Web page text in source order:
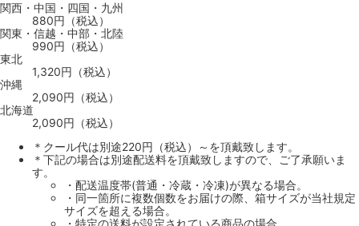
関西・中国・四国・九州
880円（税込）
関東・信越・中部・北陸
990円（税込）
東北
1,320円（税込）
沖縄
2,090円（税込）
北海道
2,090円（税込）
＊クール代は別途220円（税込）～を頂戴致します。
＊下記の場合は別途配送料を頂戴致しますので、ご了承願いま
す。
・配送温度帯(普通・冷蔵・冷凍)が異なる場合。
・同一箇所に複数個数をお届けの際、箱サイズが当社規定
サイズを超える場合。